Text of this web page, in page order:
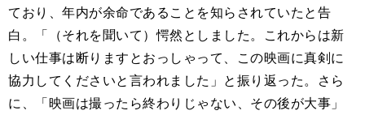
ており、年内が余命であることを知らされていたと告
白。「（それを聞いて）愕然としました。これからは新
しい仕事は断りますとおっしゃって、この映画に真剣に
協力してくださいと言われました」と振り返った。さら
に、「映画は撮ったら終わりじゃない、その後が大事」